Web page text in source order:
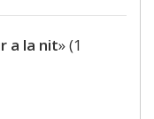
a la nit» (1